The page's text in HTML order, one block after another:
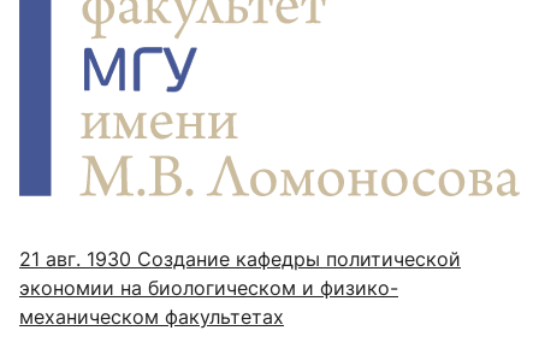
21 авг. 1930 Создание кафедры политической
экономии на биологическом и физико-
механическом факультетах